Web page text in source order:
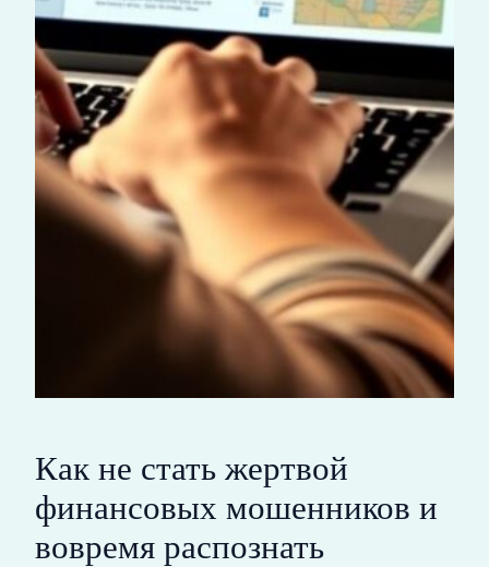
Как не стать жертвой
финансовых мошенников и
вовремя распознать